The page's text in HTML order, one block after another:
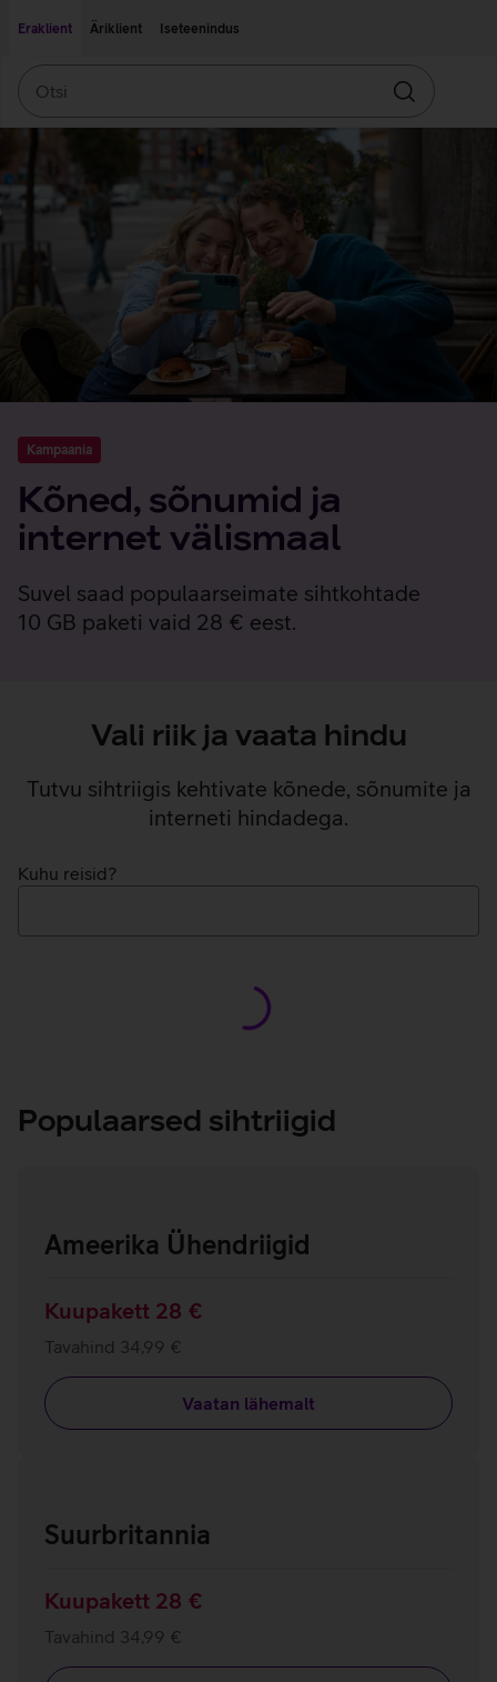
Eraklient
Äriklient Iseteenindus
Otsin
Kampaania
Kõned, sõnumid ja
internet välismaal
Suvel saad populaarseimate sihtkohtade
10 GB paketi vaid 28 € eest.
Vali riik ja vaata hindu
Tutvu sihtriigis kehtivate kõnede, sõnumite ja
interneti hindadega.
Kuhu reisid?
Populaarsed sihtriigid
Ameerika Ühendriigid
Kuupakett 28 €
Tavahind 34,99 €
Vaatan lähemalt
Suurbritannia
Kuupakett 28 €
Tavahind 34,99 €